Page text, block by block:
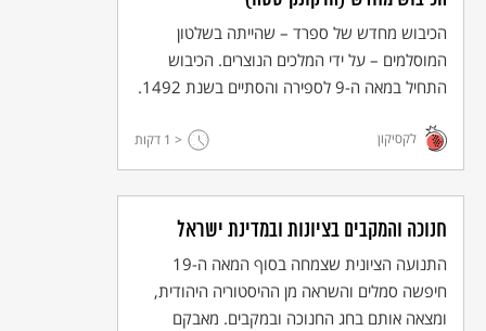
הכיבוש מחדש של ספרד – שהייתה בשלטון
המוסלמים – על ידי המלכים הנוצרים. הכיבוש
התחיל במאה ה-9 לספירה והסתיים בשנת 1492.
לקסיקון < 1 דקות
חנוכה והמקבים בציונות ובמדינת ישראל
התנועה הציונית שצמחה בסוף המאה ה-19
חיפשה סמלים והשראה מן ההיסטוריה היהודית,
ומצאה אותם בחג החנוכה ובמקבים. מאבקם